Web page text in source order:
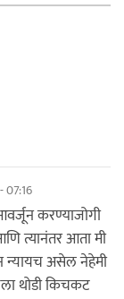
07:16
करण्याजोगी
त्यानंतर आता मी
न्यायच असेल नेहेमी
थोडी किचकट